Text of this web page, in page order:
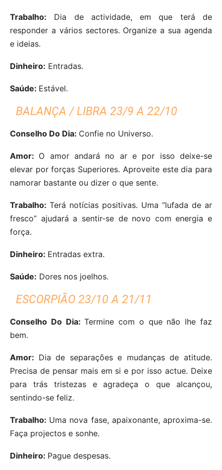
Trabalho: Dia de actividade, em que terá de
responder a vários sectores. Organize a sua agenda
e ideias.
Dinheiro: Entradas.
Saúde: Estável.
BALANÇA / LIBRA 23/9 A 22/10
Conselho Do Dia: Confie no Universo.
Amor: O amor andará no ar e por isso deixe-se
elevar por forças Superiores. Aproveite este dia para
namorar bastante ou dizer o que sente.
Trabalho: Terá notícias positivas. Uma “lufada de ar
fresco” ajudará a sentir-se de novo com energia e
força.
Dinheiro: Entradas extra.
Saúde: Dores nos joelhos.
ESCORPIÃO 23/10 A 21/11
Conselho Do Dia:Termine com o que não lhe faz
bem.
Amor: Dia de separações e mudanças de atitude.
Precisa de pensar mais em si e por isso actue. Deixe
para trás tristezas e agradeça o que alcançou,
sentindo-se feliz.
Trabalho: Uma nova fase, apaixonante, aproxima-se.
Faça projectos e sonhe.
Dinheiro: Pague despesas.